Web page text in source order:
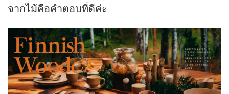
จากไม้คือคำตอบที่ดีค่ะ